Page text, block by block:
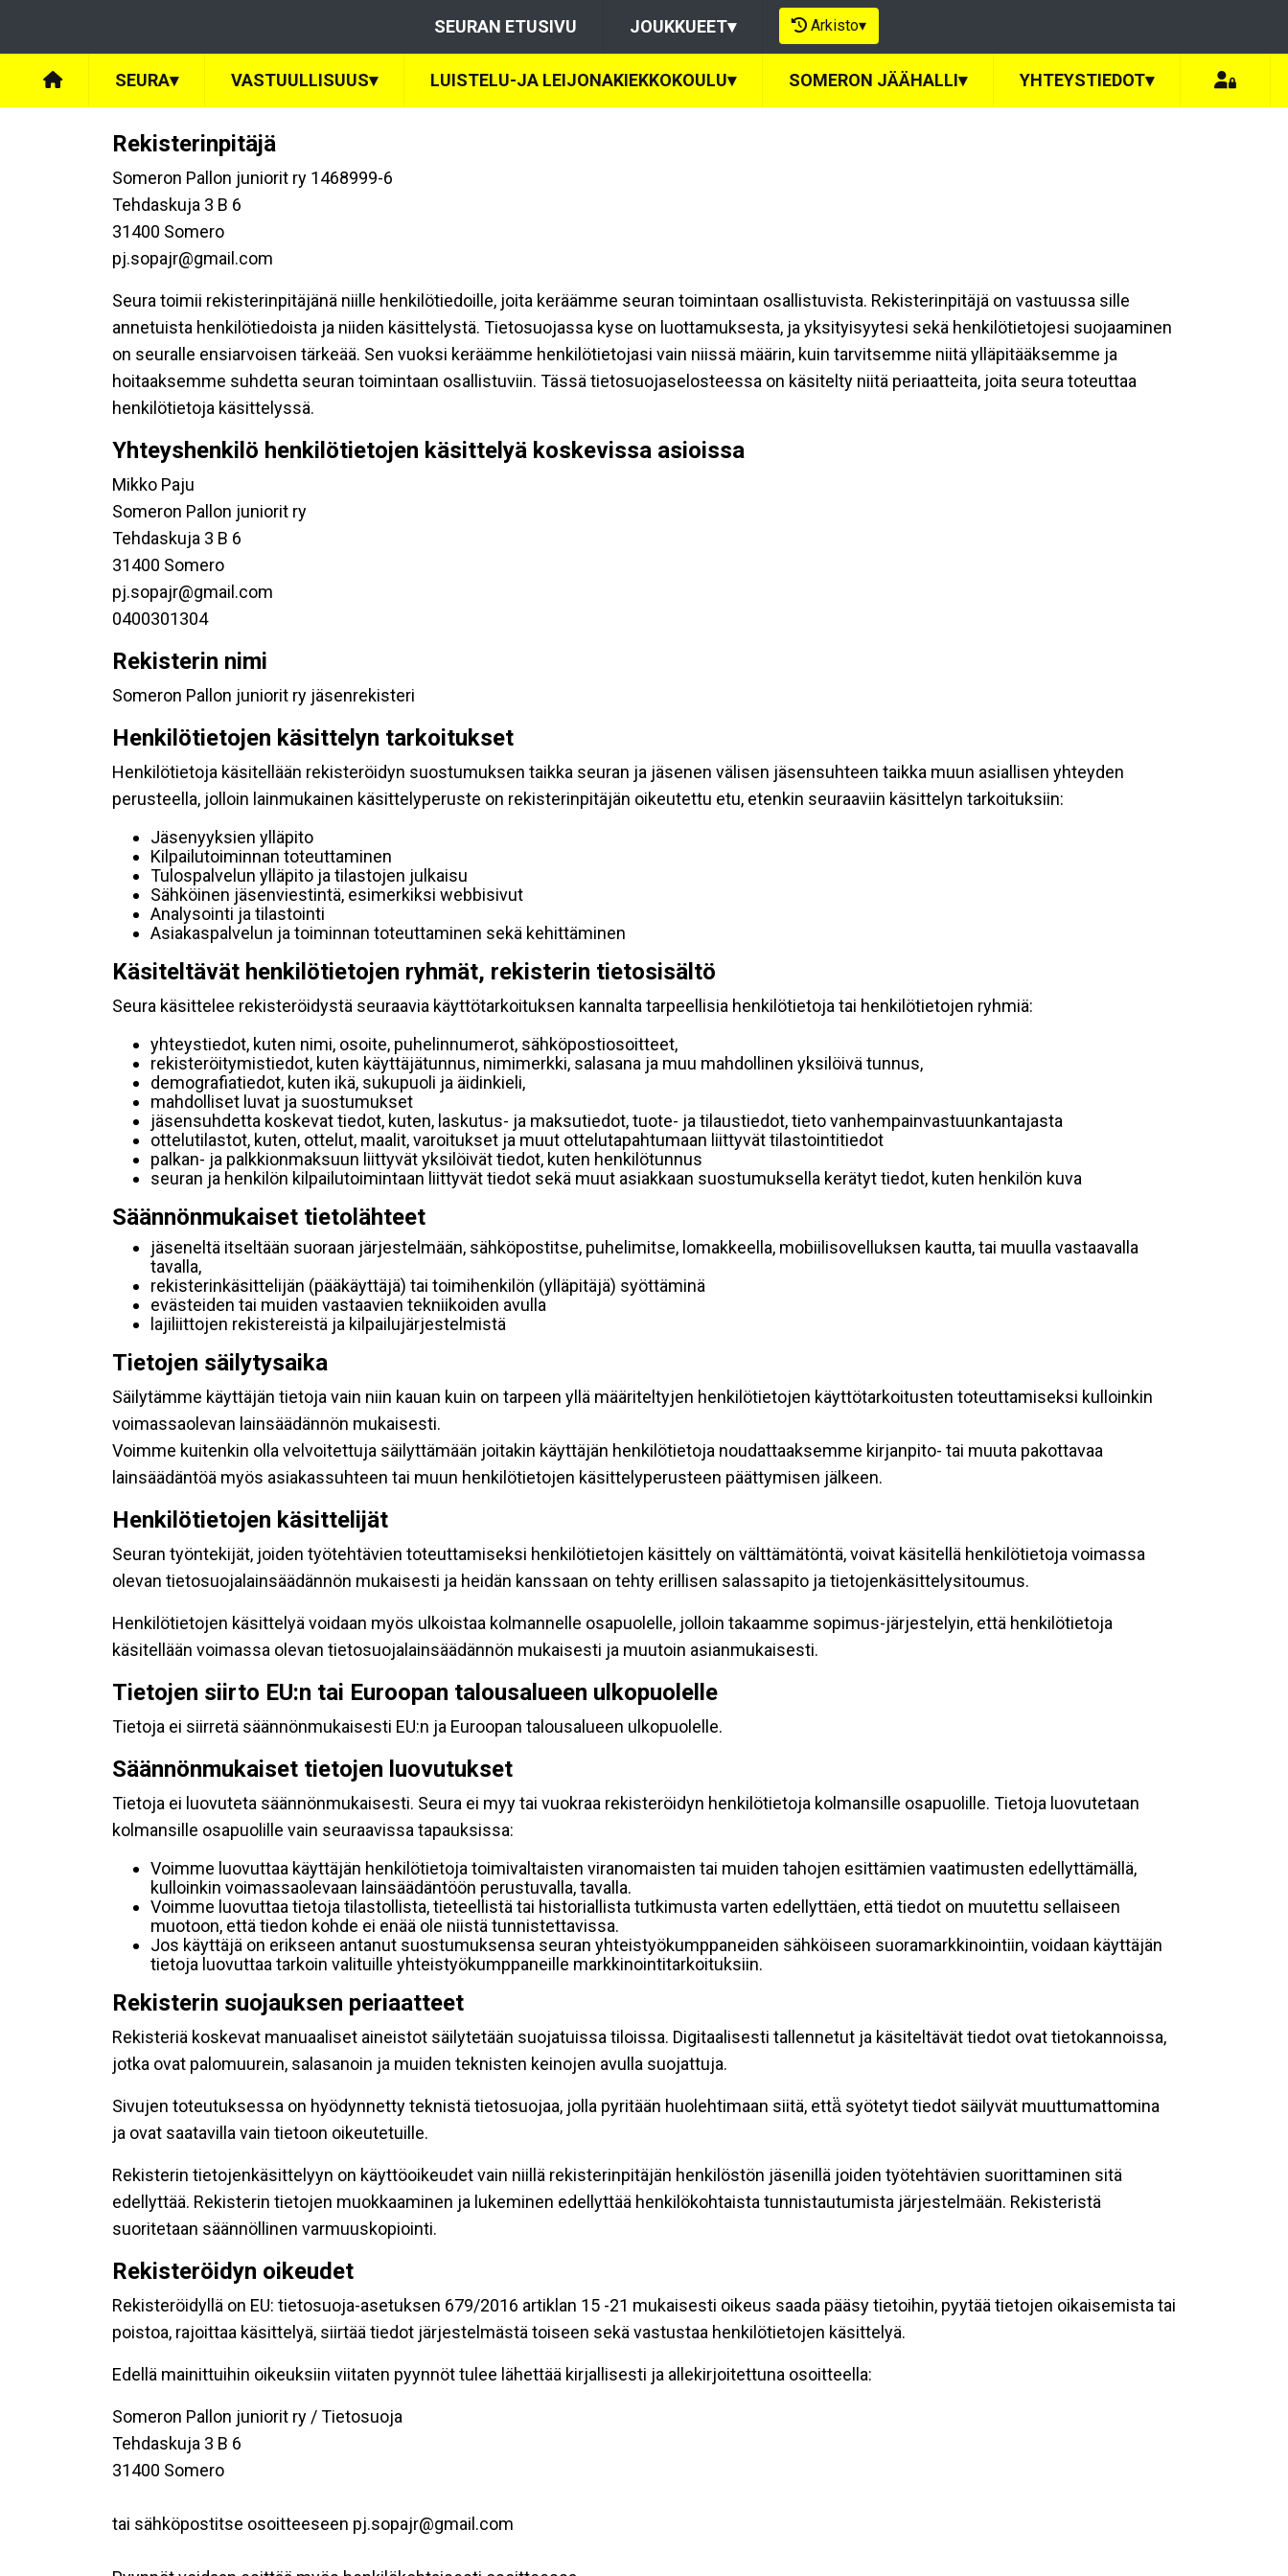
SEURAN ETUSIVU JOUKKUEET▾ Arkisto▾
SEURA▾ VASTUULLISUUS▾ LUISTELU-JA LEIJONAKIEKKOKOULU▾ SOMERON JÄÄHALLI▾ YHTEYSTIEDOT▾
Rekisterinpitäjä
Someron Pallon juniorit ry 1468999-6
Tehdaskuja 3 B 6
31400 Somero
pj.sopajr@gmail.com
Seura toimii rekisterinpitäjänä niille henkilötiedoille, joita keräämme seuran toimintaan osallistuvista. Rekisterinpitäjä on vastuussa sille
annetuista henkilötiedoista ja niiden käsittelystä. Tietosuojassa kyse on luottamuksesta, ja yksityisyytesi sekä henkilötietojesi suojaaminen
on seuralle ensiarvoisen tärkeää. Sen vuoksi keräämme henkilötietojasi vain niissä määrin, kuin tarvitsemme niitä ylläpitääksemme ja
hoitaaksemme suhdetta seuran toimintaan osallistuviin. Tässä tietosuojaselosteessa on käsitelty niitä periaatteita, joita seura toteuttaa
henkilötietoja käsittelyssä.
Yhteyshenkilö henkilötietojen käsittelyä koskevissa asioissa
Mikko Paju
Someron Pallon juniorit ry
Tehdaskuja 3 B 6
31400 Somero
pj.sopajr@gmail.com
0400301304
Rekisterin nimi
Someron Pallon juniorit ry jäsenrekisteri
Henkilötietojen käsittelyn tarkoitukset
Henkilötietoja käsitellään rekisteröidyn suostumuksen taikka seuran ja jäsenen välisen jäsensuhteen taikka muun asiallisen yhteyden
perusteella, jolloin lainmukainen käsittelyperuste on rekisterinpitäjän oikeutettu etu, etenkin seuraaviin käsittelyn tarkoituksiin:
Jäsenyyksien ylläpito
Kilpailutoiminnan toteuttaminen
Tulospalvelun ylläpito ja tilastojen julkaisu
Sähköinen jäsenviestintä, esimerkiksi webbisivut
Analysointi ja tilastointi
Asiakaspalvelun ja toiminnan toteuttaminen sekä kehittäminen
Käsiteltävät henkilötietojen ryhmät, rekisterin tietosisältö
Seura käsittelee rekisteröidystä seuraavia käyttötarkoituksen kannalta tarpeellisia henkilötietoja tai henkilötietojen ryhmiä:
yhteystiedot, kuten nimi, osoite, puhelinnumerot, sähköpostiosoitteet,
rekisteröitymistiedot, kuten käyttäjätunnus, nimimerkki, salasana ja muu mahdollinen yksilöivä tunnus,
demografiatiedot, kuten ikä, sukupuoli ja äidinkieli,
mahdolliset luvat ja suostumukset
jäsensuhdetta koskevat tiedot, kuten, laskutus- ja maksutiedot, tuote- ja tilaustiedot, tieto vanhempainvastuunkantajasta
ottelutilastot, kuten, ottelut, maalit, varoitukset ja muut ottelutapahtumaan liittyvät tilastointitiedot
palkan- ja palkkionmaksuun liittyvät yksilöivät tiedot, kuten henkilötunnus
seuran ja henkilön kilpailutoimintaan liittyvät tiedot sekä muut asiakkaan suostumuksella kerätyt tiedot, kuten henkilön kuva
Säännönmukaiset tietolähteet
jäseneltä itseltään suoraan järjestelmään, sähköpostitse, puhelimitse, lomakkeella, mobiilisovelluksen kautta, tai muulla vastaavalla
tavalla,
rekisterinkäsittelijän (pääkäyttäjä) tai toimihenkilön (ylläpitäjä) syöttäminä
evästeiden tai muiden vastaavien tekniikoiden avulla
lajiliittojen rekistereistä ja kilpailujärjestelmistä
Tietojen säilytysaika
Säilytämme käyttäjän tietoja vain niin kauan kuin on tarpeen yllä määriteltyjen henkilötietojen käyttötarkoitusten toteuttamiseksi kulloinkin
voimassaolevan lainsäädännön mukaisesti.
Voimme kuitenkin olla velvoitettuja säilyttämään joitakin käyttäjän henkilötietoja noudattaaksemme kirjanpito- tai muuta pakottavaa
lainsäädäntöä myös asiakassuhteen tai muun henkilötietojen käsittelyperusteen päättymisen jälkeen.
Henkilötietojen käsittelijät
Seuran työntekijät, joiden työtehtävien toteuttamiseksi henkilötietojen käsittely on välttämätöntä, voivat käsitellä henkilötietoja voimassa
olevan tietosuojalainsäädännön mukaisesti ja heidän kanssaan on tehty erillisen salassapito ja tietojenkäsittelysitoumus.
Henkilötietojen käsittelyä voidaan myös ulkoistaa kolmannelle osapuolelle, jolloin takaamme sopimus-järjestelyin, että henkilötietoja
käsitellään voimassa olevan tietosuojalainsäädännön mukaisesti ja muutoin asianmukaisesti.
Tietojen siirto EU:n tai Euroopan talousalueen ulkopuolelle
Tietoja ei siirretä säännönmukaisesti EU:n ja Euroopan talousalueen ulkopuolelle.
Säännönmukaiset tietojen luovutukset
Tietoja ei luovuteta säännönmukaisesti. Seura ei myy tai vuokraa rekisteröidyn henkilötietoja kolmansille osapuolille. Tietoja luovutetaan
kolmansille osapuolille vain seuraavissa tapauksissa:
Voimme luovuttaa käyttäjän henkilötietoja toimivaltaisten viranomaisten tai muiden tahojen esittämien vaatimusten edellyttämällä,
kulloinkin voimassaolevaan lainsäädäntöön perustuvalla, tavalla.
Voimme luovuttaa tietoja tilastollista, tieteellistä tai historiallista tutkimusta varten edellyttäen, että tiedot on muutettu sellaiseen
muotoon, että tiedon kohde ei enää ole niistä tunnistettavissa.
Jos käyttäjä on erikseen antanut suostumuksensa seuran yhteistyökumppaneiden sähköiseen suoramarkkinointiin, voidaan käyttäjän
tietoja luovuttaa tarkoin valituille yhteistyökumppaneille markkinointitarkoituksiin.
Rekisterin suojauksen periaatteet
Rekisteriä koskevat manuaaliset aineistot säilytetään suojatuissa tiloissa. Digitaalisesti tallennetut ja käsiteltävät tiedot ovat tietokannoissa,
jotka ovat palomuurein, salasanoin ja muiden teknisten keinojen avulla suojattuja.
Sivujen toteutuksessa on hyödynnetty teknistä tietosuojaa, jolla pyritään huolehtimaan siitä, että̈ syötetyt tiedot säilyvät muuttumattomina
ja ovat saatavilla vain tietoon oikeutetuille.
Rekisterin tietojenkäsittelyyn on käyttöoikeudet vain niillä rekisterinpitäjän henkilöstön jäsenillä joiden työtehtävien suorittaminen sitä
edellyttää. Rekisterin tietojen muokkaaminen ja lukeminen edellyttää henkilökohtaista tunnistautumista järjestelmään. Rekisteristä
suoritetaan säännöllinen varmuuskopiointi.
Rekisteröidyn oikeudet
Rekisteröidyllä on EU: tietosuoja-asetuksen 679/2016 artiklan 15 -21 mukaisesti oikeus saada pääsy tietoihin, pyytää tietojen oikaisemista tai
poistoa, rajoittaa käsittelyä, siirtää tiedot järjestelmästä toiseen sekä vastustaa henkilötietojen käsittelyä.
Edellä mainittuihin oikeuksiin viitaten pyynnöt tulee lähettää kirjallisesti ja allekirjoitettuna osoitteella:
Someron Pallon juniorit ry / Tietosuoja
Tehdaskuja 3 B 6
31400 Somero
tai sähköpostitse osoitteeseen pj.sopajr@gmail.com